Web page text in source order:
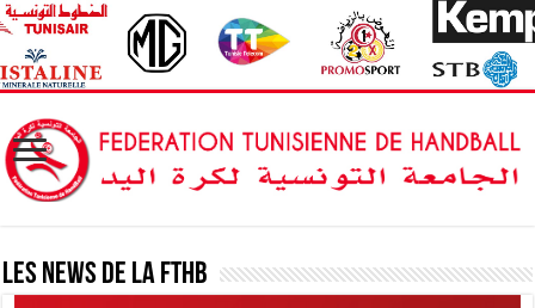
Les News de la FTHB